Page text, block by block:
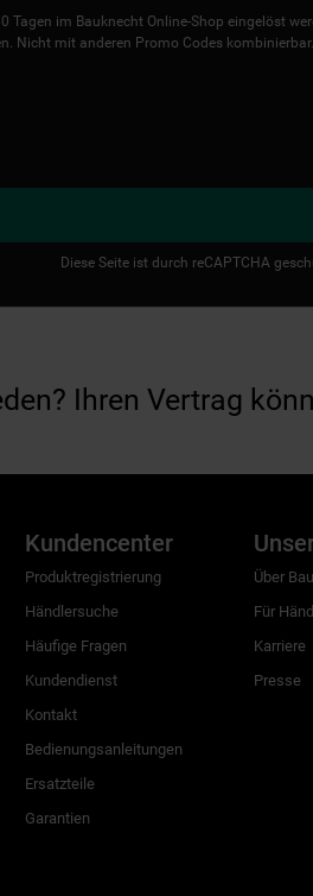
Tagen im Bauknecht Online-Shop eingelöst
Nicht mit anderen Promo Codes
Diese Seite ist durch reCAPTCHA
Ihren Vertrag
Kundencenter
Produktregistrierung
Händlersuche
Häufige Fragen
Kundendienst
Kontakt
Bedienungsanleitungen
Ersatzteile
Garantien
Über
Für
Karriere
Presse